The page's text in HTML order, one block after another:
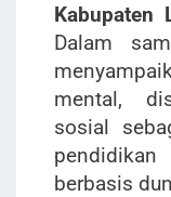
Kabupaten
Dalam
mental,
sosial
berbasis